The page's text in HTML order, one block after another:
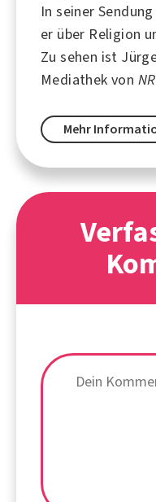
In seiner
er über Religion
Zu sehen ist
Mediathek von
Mehr